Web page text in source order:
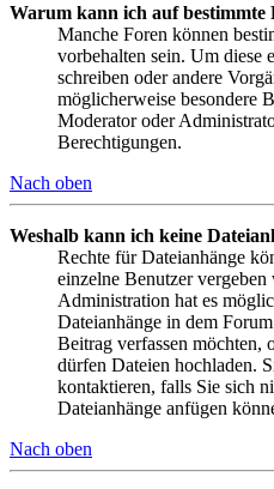
Warum kann ich auf bestimmte
Manche Foren können
vorbehalten sein. Um diese
schreiben oder andere
möglicherweise besondere
Moderator oder
Berechtigungen.
Nach oben
Weshalb kann ich keine
Rechte für Dateianhänge
einzelne Benutzer
Administration hat es
Dateianhänge in dem
Beitrag verfassen möchten,
dürfen Dateien hochladen.
kontaktieren, falls Sie sich
Dateianhänge anfügen
Nach oben